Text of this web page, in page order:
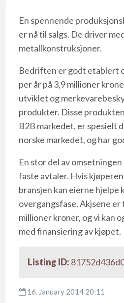
En spennende
er nå til salgs. De driver
metallkonstruksjoner.
Bedriften er godt etablert
per år på 3,9 millioner
utviklet og
produkter. Disse
B2B markedet, er spesielt
norske markedet, og har
En stor del av
faste avtaler. Hvis
bransjen kan eierne hjelpe
overgangsfase. Akjsene er
millioner kroner, og vi kan
med finansiering av kjøpet.
Listing ID:
16. January 2014 20:11